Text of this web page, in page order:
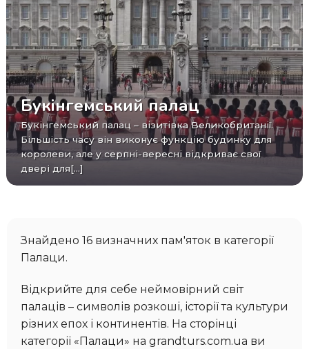
Букінгемський палац
Букінгемський палац – візитівка Великобританії.
Більшість часу він виконує функцію будинку для
королеви, але у серпні-вересні відкриває свої
двері для[...]
Знайдено 16 визначних пам'яток в категорії
Палаци.
Відкрийте для себе неймовірний світ
палаців – символів розкоші, історії та культури
різних епох і континентів. На сторінці
категорії «Палаци» на grandturs.com.ua ви